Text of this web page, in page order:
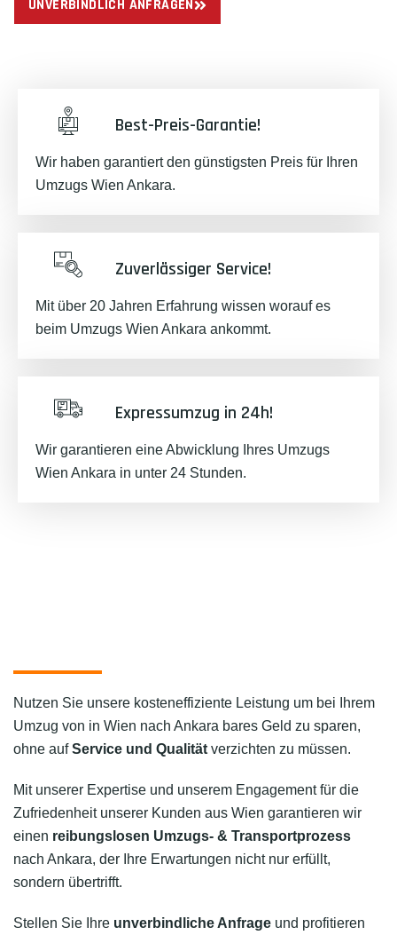
UNVERBINDLICH ANFRAGEN
Best-Preis-Garantie!
Wir haben garantiert den günstigsten Preis für Ihren
Umzugs Wien Ankara.
Zuverlässiger Service!
Mit über 20 Jahren Erfahrung wissen worauf es
beim Umzugs Wien Ankara ankommt.
Expressumzug in 24h!
Wir garantieren eine Abwicklung Ihres Umzugs
Wien Ankara in unter 24 Stunden.
Nutzen Sie unsere kosteneffiziente Leistung um bei Ihrem
Umzug von in Wien nach Ankara bares Geld zu sparen,
ohne aufService und Qualität verzichten zu müssen.
Mit unserer Expertise und unserem Engagement für die
Zufriedenheit unserer Kunden aus Wien garantieren wir
einen reibungslosen Umzugs- & Transportprozess
nach Ankara, der Ihre Erwartungen nicht nur erfüllt,
sondern übertrifft.
Stellen Sie Ihre unverbindliche Anfrage und profitieren